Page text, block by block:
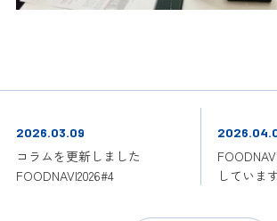
2026.03.09
コラムを更新しました
FOODNAVI2026#4
していま